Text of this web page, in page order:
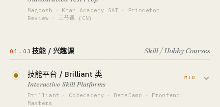
学区直销 + 教师 KOL
标杆 · BENCHMARK
Khanmigo (Khan Academy) · Synthesis Tutor
年，是家长版 SaaS。
家长口碑 + Twitter 思想领袖
Synthesis · Outschool ~$100M ARR (估)
最适合 · BEST FIT
教育行业老炮 + 资本侧
Magoosh · Khan Academy SAT ·
Princeton
Review
· 三节课 (CN)
明流量便宜时仍能跑通。
资金底线 · CAPITAL
$50K-500K
GTM · SALES MOTION
SEO 长尾 + 真题库免费引流
01.03 技能 / 兴趣课 Skill / Hobby Courses
技能平台 / Brilliant 类
Interactive Skill Platforms
Brilliant · Codecademy · DataCamp ·
Frontend
Masters
MID